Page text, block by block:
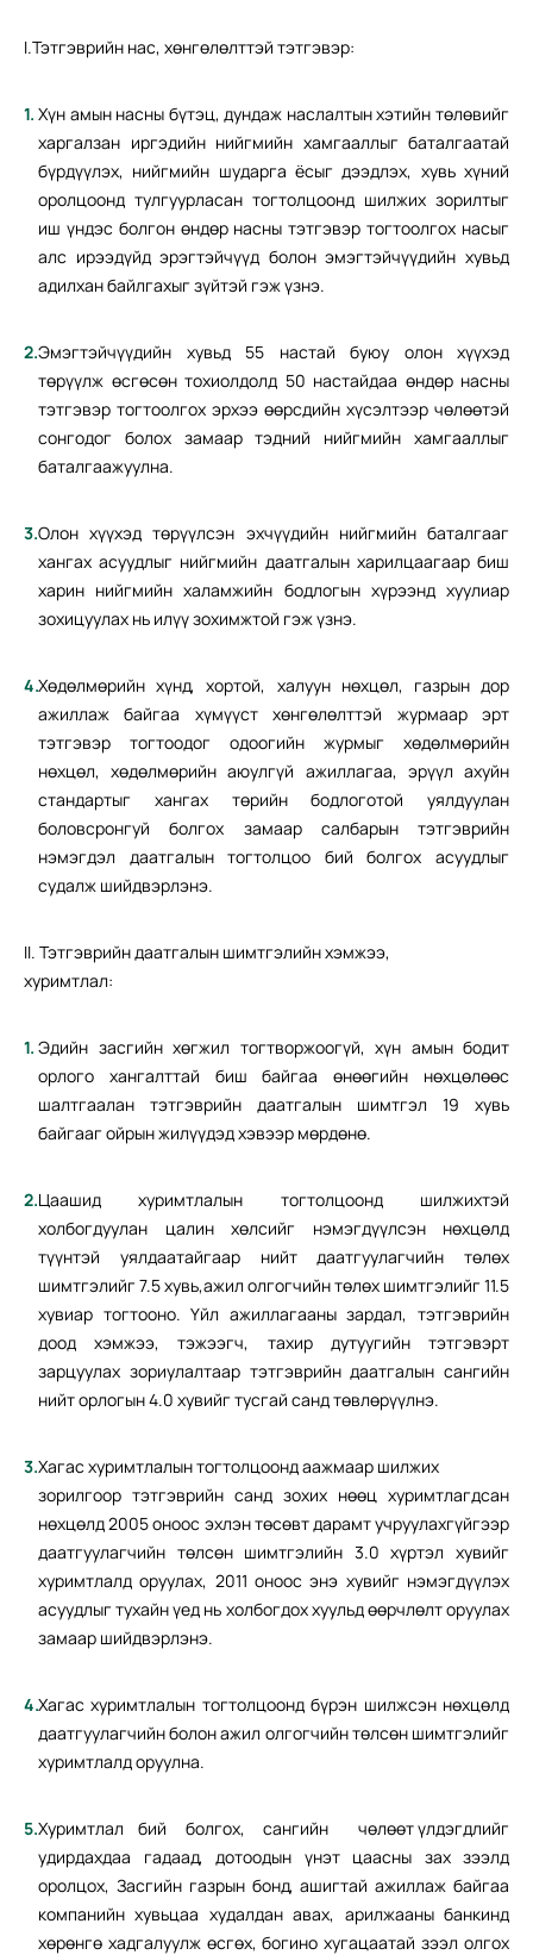
I.Тэтгэврийн нас, хөнгөлөлттэй тэтгэвэр:
Хүн амын насны бүтэц, дундаж наслалтын хэтийн төлөвийг
харгалзан иргэдийн нийгмийн хамгааллыг баталгаатай
бүрдүүлэх, нийгмийн шударга ёсыг дээдлэх, хувь хүний
оролцоонд тулгуурласан тогтолцоонд шилжих зорилтыг
иш үндэс болгон өндөр насны тэтгэвэр тогтоолгох насыг
алс ирээдүйд эрэгтэйчүүд болон эмэгтэйчүүдийн хувьд
адилхан байлгахыг зүйтэй гэж үзнэ.
Эмэгтэйчүүдийн хувьд 55 настай буюу олон хүүхэд
төрүүлж өсгөсөн тохиолдолд 50 настайдаа өндөр насны
тэтгэвэр тогтоолгох эрхээ өөрсдийн хүсэлтээр чөлөөтэй
сонгодог болох замаар тэдний нийгмийн хамгааллыг
баталгаажуулна.
Олон хүүхэд төрүүлсэн эхчүүдийн нийгмийн баталгааг
хангах асуудлыг нийгмийн даатгалын харилцаагаар биш
харин нийгмийн халамжийн бодлогын хүрээнд хуулиар
зохицуулах нь илүү зохимжтой гэж үзнэ.
Хөдөлмөрийн хүнд, хортой, халуун нөхцөл, газрын дор
ажиллаж байгаа хүмүүст хөнгөлөлттэй журмаар эрт
тэтгэвэр тогтоодог одоогийн журмыг хөдөлмөрийн
нөхцөл, хөдөлмөрийн аюулгүй ажиллагаа, эрүүл ахуйн
стандартыг хангах төрийн бодлоготой уялдуулан
боловсронгуй болгох замаар салбарын тэтгэврийн
нэмэгдэл даатгалын тогтолцоо бий болгох асуудлыг
судалж шийдвэрлэнэ.
II. Тэтгэврийн даатгалын шимтгэлийн хэмжээ,
хуримтлал:
Эдийн засгийн хөгжил тогтворжоогүй, хүн амын бодит
орлого хангалттай биш байгаа өнөөгийн нөхцөлөөс
шалтгаалан тэтгэврийн даатгалын шимтгэл 19 хувь
байгааг ойрын жилүүдэд хэвээр мөрдөнө.
Цаашид хуримтлалын тогтолцоонд шилжихтэй
холбогдуулан цалин хөлсийг нэмэгдүүлсэн нөхцөлд
түүнтэй уялдаатайгаар нийт даатгуулагчийн төлөх
шимтгэлийг 7.5 хувь,ажил олгогчийн төлөх шимтгэлийг 11.5
хувиар тогтооно. Үйл ажиллагааны зардал, тэтгэврийн
доод хэмжээ, тэжээгч, тахир дутуугийн тэтгэвэрт
зарцуулах зориулалтаар тэтгэврийн даатгалын сангийн
нийт орлогын 4.0 хувийг тусгай санд төвлөрүүлнэ.
Хагас хуримтлалын тогтолцоонд аажмаар шилжих
зорилгоор тэтгэврийн санд зохих нөөц хуримтлагдсан
нөхцөлд 2005 оноос эхлэн төсөвт дарамт учруулахгүйгээр
даатгуулагчийн төлсөн шимтгэлийн 3.0 хүртэл хувийг
хуримтлалд оруулах, 2011 оноос энэ хувийг нэмэгдүүлэх
асуудлыг тухайн үед нь холбогдох хуульд өөрчлөлт оруулах
замаар шийдвэрлэнэ.
Хагас хуримтлалын тогтолцоонд бүрэн шилжсэн нөхцөлд
даатгуулагчийн болон ажил олгогчийн төлсөн шимтгэлийг
хуримтлалд оруулна.
Хуримтлал бий болгох, сангийн чөлөөт үлдэгдлийг
удирдахдаа гадаад, дотоодын үнэт цаасны зах зээлд
оролцох, Засгийн газрын бонд, ашигтай ажиллаж байгаа
компанийн хувьцаа худалдан авах, арилжааны банкинд
хөрөнгө хадгалуулж өсгөх, богино хугацаатай зээл олгох